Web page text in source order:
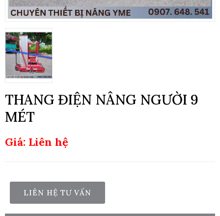
THANG ĐIỆN NÂNG NGƯỜI 9
MÉT
Giá: Liên hệ
LIÊN HỆ TƯ VẤN